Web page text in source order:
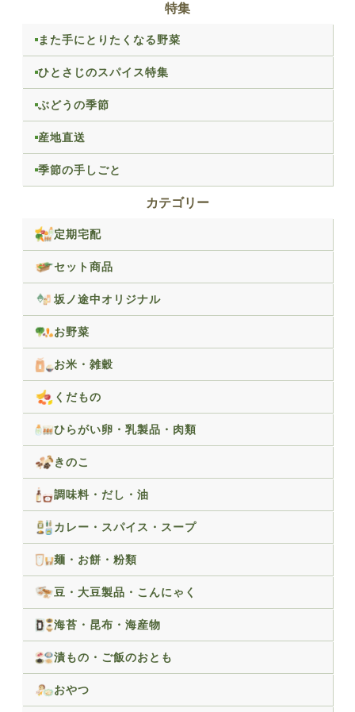
特集
また手にとりたくなる野菜
ひとさじのスパイス特集
ぶどうの季節
産地直送
季節の手しごと
カテゴリー
定期宅配
セット商品
坂ノ途中オリジナル
お野菜
お米・雑穀
くだもの
ひらがい卵・乳製品・肉類
きのこ
調味料・だし・油
カレー・スパイス・スープ
麺・お餅・粉類
豆・大豆製品・こんにゃく
海苔・昆布・海産物
漬もの・ご飯のおとも
おやつ